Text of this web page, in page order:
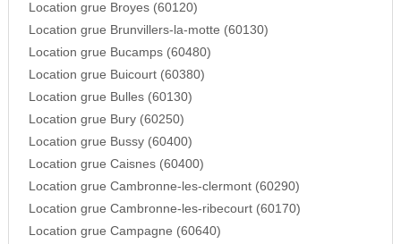
Location grue Broyes (60120)
Location grue Brunvillers-la-motte (60130)
Location grue Bucamps (60480)
Location grue Buicourt (60380)
Location grue Bulles (60130)
Location grue Bury (60250)
Location grue Bussy (60400)
Location grue Caisnes (60400)
Location grue Cambronne-les-clermont (60290)
Location grue Cambronne-les-ribecourt (60170)
Location grue Campagne (60640)